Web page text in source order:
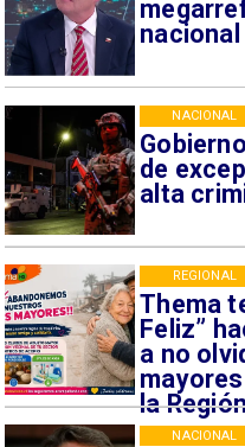
de
alta
NACIONAL
Thema
Feliz”
a no
la
REGIONAL
NACIONAL